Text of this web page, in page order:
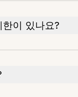
이 있나요?